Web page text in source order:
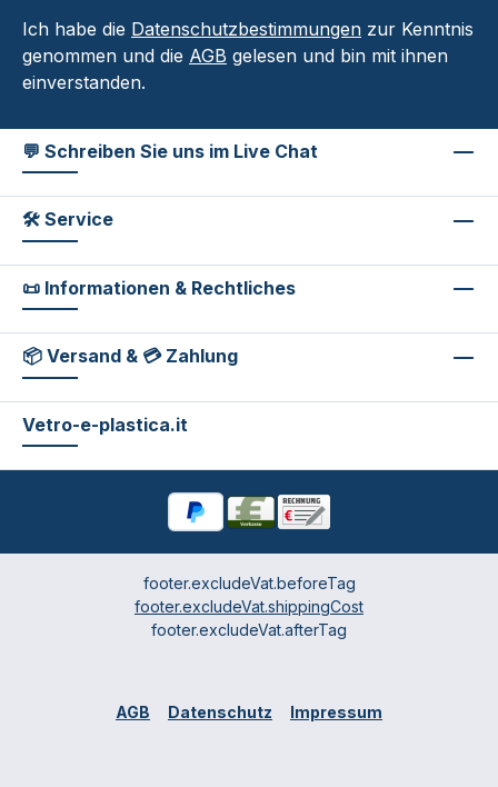
Ich habe die Datenschutzbestimmungen zur Kenntnis
genommen und die AGB gelesen und bin mit ihnen
einverstanden.
💬 Schreiben Sie uns im Live Chat
🛠 Service
📜 Informationen & Rechtliches
📦 Versand & 💳 Zahlung
Vetro-e-plastica.it
footer.excludeVat.beforeTag
footer.excludeVat.shippingCost
footer.excludeVat.afterTag
AGB Datenschutz Impressum